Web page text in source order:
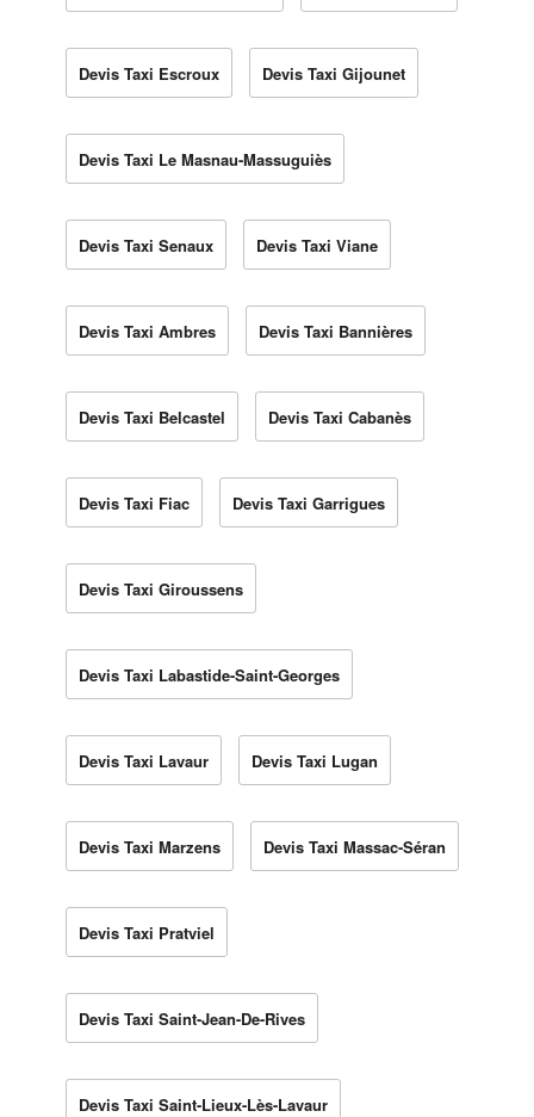
Devis Taxi Escroux Devis Taxi Gijounet
Devis Taxi Le Masnau-Massuguiès
Devis Taxi Senaux Devis Taxi Viane
Devis Taxi Ambres Devis Taxi Bannières
Devis Taxi Belcastel Devis Taxi Cabanès
Devis Taxi Fiac Devis Taxi Garrigues
Devis Taxi Giroussens
Devis Taxi Labastide-Saint-Georges
Devis Taxi Lavaur Devis Taxi Lugan
Devis Taxi Marzens Devis Taxi Massac-Séran
Devis Taxi Pratviel
Devis Taxi Saint-Jean-De-Rives
Devis Taxi Saint-Lieux-Lès-Lavaur